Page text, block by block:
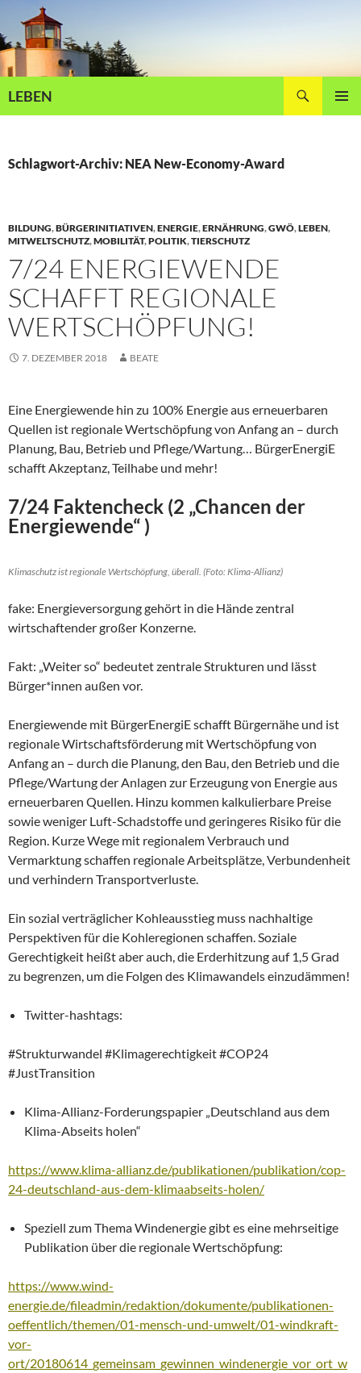
Inhalt
springen
LEBEN
Schlagwort-Archiv: NEA New-Economy-Award
BILDUNG,BÜRGERINITIATIVEN,ENERGIE,ERNÄHRUNG,GWÖ,LEBEN,
MITWELTSCHUTZ,MOBILITÄT,POLITIK,TIERSCHUTZ
7/24 ENERGIEWENDE
SCHAFFT REGIONALE
WERTSCHÖPFUNG!
7. DEZEMBER 2018 BEATE
Eine Energiewende hin zu 100% Energie aus erneuerbaren
Quellen ist regionale Wertschöpfung von Anfang an – durch
Planung, Bau, Betrieb und Pflege/Wartung… BürgerEnergiE
schafft Akzeptanz, Teilhabe und mehr!
7/24 Faktencheck (2 „Chancen der
Energiewende“ )
Klimaschutz ist regionale Wertschöpfung, überall. (Foto: Klima-Allianz)
fake: Energieversorgung gehört in die Hände zentral
wirtschaftender großer Konzerne.
Fakt: „Weiter so“ bedeutet zentrale Strukturen und lässt
Bürger*innen außen vor.
Energiewende mit BürgerEnergiE schafft Bürgernähe und ist
regionale Wirtschaftsförderung mit Wertschöpfung von
Anfang an – durch die Planung, den Bau, den Betrieb und die
Pflege/Wartung der Anlagen zur Erzeugung von Energie aus
erneuerbaren Quellen. Hinzu kommen kalkulierbare Preise
sowie weniger Luft-Schadstoffe und geringeres Risiko für die
Region. Kurze Wege mit regionalem Verbrauch und
Vermarktung schaffen regionale Arbeitsplätze, Verbundenheit
und verhindern Transportverluste.
Ein sozial verträglicher Kohleausstieg muss nachhaltige
Perspektiven für die Kohleregionen schaffen. Soziale
Gerechtigkeit heißt aber auch, die Erderhitzung auf 1,5 Grad
zu begrenzen, um die Folgen des Klimawandels einzudämmen!
Twitter-hashtags:
#Strukturwandel #Klimagerechtigkeit #COP24
#JustTransition
Klima-Allianz-Forderungspapier „Deutschland aus dem
Klima-Abseits holen“
https://www.klima-allianz.de/publikationen/publikation/cop-
24-deutschland-aus-dem-klimaabseits-holen/
Speziell zum Thema Windenergie gibt es eine mehrseitige
Publikation über die regionale Wertschöpfung:
https://www.wind-
energie.de/fileadmin/redaktion/dokumente/publikationen-
oeffentlich/themen/01-mensch-und-umwelt/01-windkraft-
vor-
ort/20180614_gemeinsam_gewinnen_windenergie_vor_ort_w